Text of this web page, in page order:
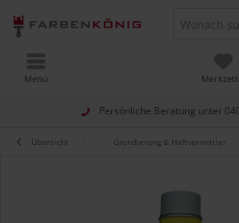
Persönliche Beratung unter
Menü
Übersicht Grundierung & Haftvermittler